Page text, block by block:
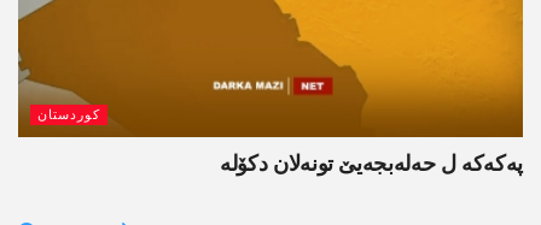
کوردستان
پەکەکە ل حەلەبجەیێ تونەلان دکۆلە